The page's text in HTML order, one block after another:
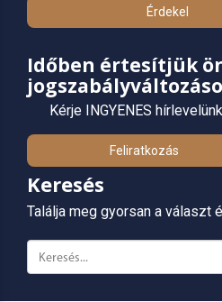
Érdekel
Időben értesítjük
Kérje INGYENES
Feliratkozás
Keresés
Találja meg gyorsan a választ